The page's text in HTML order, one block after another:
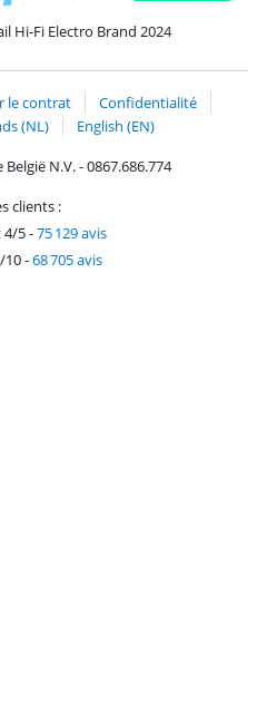
via ClickToPay
Payer avec PayPal
Hi-Fi Electro Brand 2024
le contrat
Confidentialité
(NL)
English (EN)
N.V. - 0867.686.774
clients :
4/5-75 129 avis
10-68 705 avis